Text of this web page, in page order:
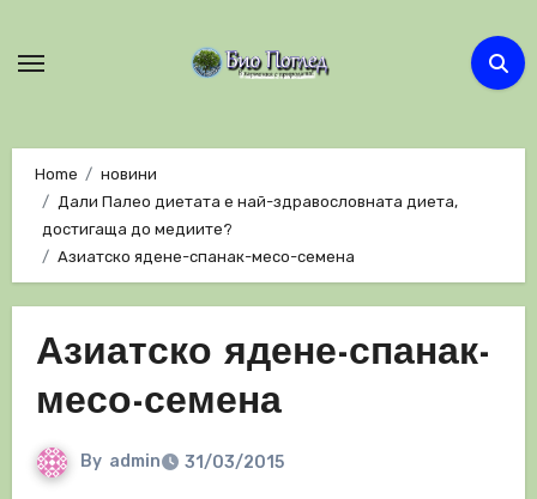
Home
новини
Дали Палео диетата е най-здравословната диета,
достигаща до медиите?
Азиатско ядене-спанак-месо-семена
Азиатско ядене-спанак-
месо-семена
By admin 31/03/2015